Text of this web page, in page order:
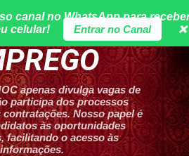
o conteúdo principal
DE
apenas divulga vagas de
participa dos processos
Nosso papel é
às oportunidades
facilitando o acesso às
informações.
canal no WhatsApp para
celular!
Entrar no Canal ❌